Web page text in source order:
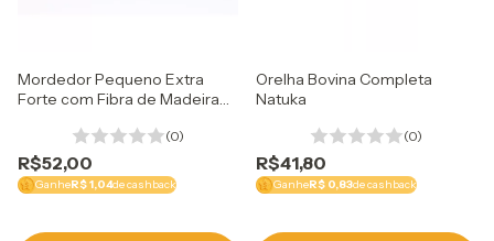
Mordedor Pequeno Extra
Forte com Fibra de Madeira
(0)
R$52,00
GanheR$ 1,04de cashback
Orelha Bovina Completa
Natuka
(0)
R$41,80
GanheR$ 0,83de cashback